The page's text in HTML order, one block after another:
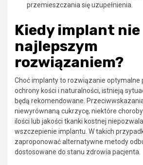
przemieszczania się uzupełnienia.
Kiedy implant nie
najlepszym
rozwiązaniem?
Choć implanty to rozwiązanie optymalne
ochrony kości i naturalności, istnieją
będą rekomendowane.
niewyrównaną cukrzycę, niektóre
ilości lub jakości tkanki kostnej
wszczepienie implantu. W takich
zaproponować alternatywne metody
dostosowane do stanu zdrowia pacjenta.